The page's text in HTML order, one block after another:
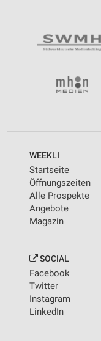
WEEKLI
Startseite
Öffnungszeiten
Alle Prospekte
Angebote
Magazin
SOCIAL
Facebook
Twitter
Instagram
LinkedIn